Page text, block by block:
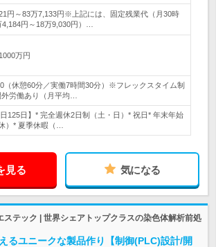
円～83万7,133円※上記には、固定残業代（月30時
4,184円～18万9,030円）…
万円
（休憩60分／実働7時間30分）※フレックスタイム制
労働あり（月平均…
125日】* 完全週休2日制（土・日）* 祝日* 年末年始
）* 夏季休暇（…
見る 気になる
ステック | 世界シェアトップクラスの染色体解析前処
るユニークな製品作り【制御(PLC)設計/開